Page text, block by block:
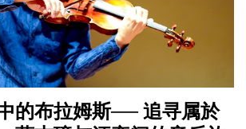
的布拉姆斯── 追寻属於